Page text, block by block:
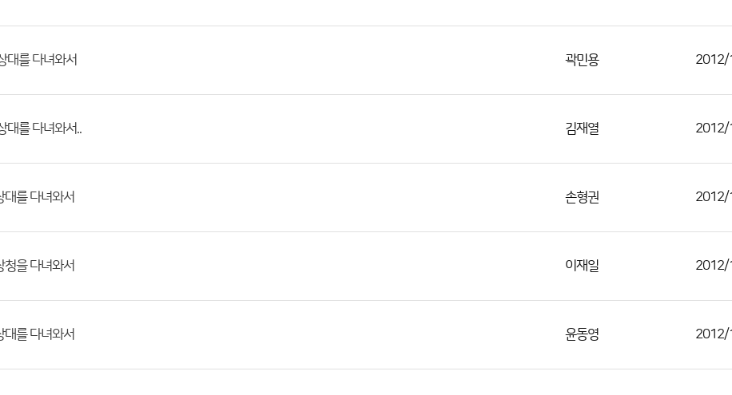
대를 다녀와서 곽민용 2012/
대를 다녀와서.. 김재열 2012/
대를 다녀와서 손형권 2012/
청을 다녀와서 이재일 2012/
대를 다녀와서 윤동영 2012/